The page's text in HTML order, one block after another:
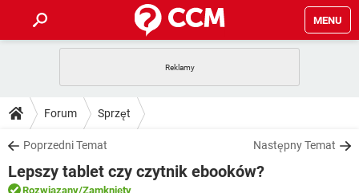
MENU
GRY
SPOTIFY
INSTAGRAM FACEBOOK
PORADY
PlayStation
SPOTIFY
DO POBRANIA
ANDROID TIKTOK
FORUM
Forum Sprzęt
Poprzedni Temat Następny Temat
Lepszy tablet czy czytnik ebooków?
Rozwiązany/Zamknięty